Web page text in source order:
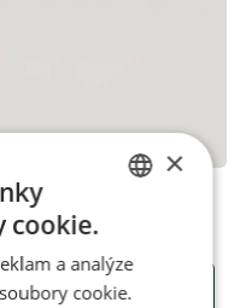
ENGLISH
×
cookie.
a analýze
cookie.